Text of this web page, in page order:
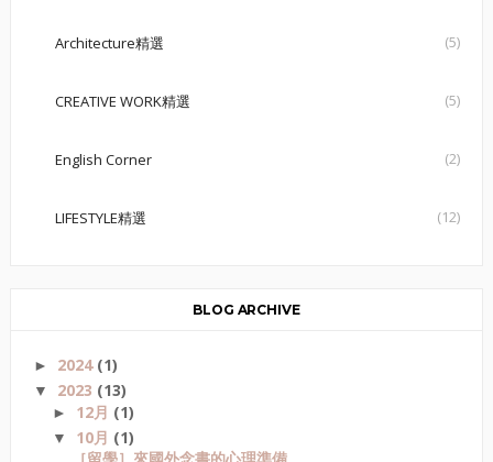
Architecture精選 (5)
CREATIVE WORK精選 (5)
English Corner (2)
LIFESTYLE精選 (12)
BLOG ARCHIVE
► 2024 (1)
▼ 2023 (13)
► 12月 (1)
▼ 10月 (1)